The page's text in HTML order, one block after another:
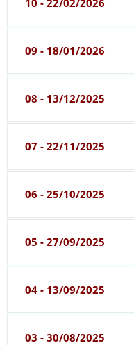
09 - 18/01/2026
08 - 13/12/2025
07 - 22/11/2025
06 - 25/10/2025
05 - 27/09/2025
04 - 13/09/2025
03 - 30/08/2025